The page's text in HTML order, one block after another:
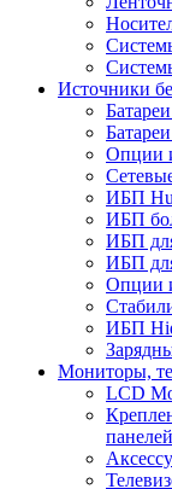
Источники
Опции
ИБП
ИБП
ИБП
ИБП
Опции
ИБП
Мониторы,
LCD
панелей